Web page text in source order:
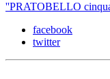
''PRATOBELLO
facebook
twitter